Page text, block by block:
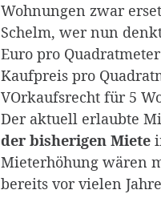
Wohnungen zwar
Schelm, wer nun
Euro pro Quadratmeter
Kaufpreis pro
VOrkaufsrecht für 5
Der aktuell erlaubte
der bis­heri­gen Miete
Mieterhöhung wären
bereits vor vielen